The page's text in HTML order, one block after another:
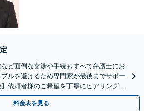
ど面倒な交渉や手続もすべて弁護士にお
ルを避けるため専門家が最後までサポー
依頼者様のご希望を丁寧にヒアリング！
。
料金表を見る